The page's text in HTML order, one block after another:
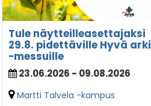
Tule näytteilleasettajaksi
29.8. pidettäville Hyvä arki
-messuille
23.06.2026 - 09.08.2026
Martti Talvela -kampus